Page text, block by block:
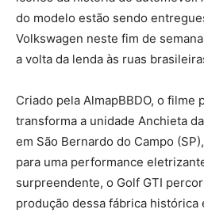
do modelo estão sendo
Volkswagen neste fim de
a volta da lenda às ruas
Criado pela AlmapBBDO, o filme
transforma a unidade Anchieta
em São Bernardo do Campo
para uma performance
surpreendente, o Golf GTI
produção dessa fábrica histórica